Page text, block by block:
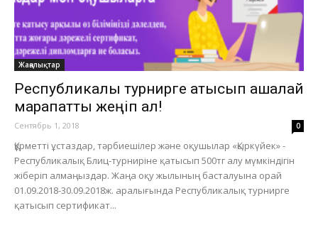
Жаңалықтар
Республикалық турнирге қатысып ақшалай
марапатты жеңіп ал!
Сентябрь 1, 2018 0
Құрметті ұстаздар, тәрбиешілер және оқушылар «Қыркүйек» -
Республикалық Блиц-турниріне қатысып 500тг алу мүмкіндігін
жіберіп алмаңыздар. Жаңа оқу жылының басталуына орай
01.09.2018-30.09.2018ж. аралығында Республикалық турнирге
қатысып сертификат...